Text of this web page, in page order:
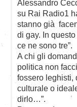
Alessandro
su Rai Radio1
stanno già
di gay. In
ce ne sono tre”.
A chi gli
politica non
fossero leghisti,
culturale o
dirlo…”.